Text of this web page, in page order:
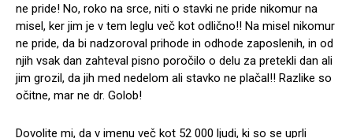
ne pride! No, roko na srce, niti o stavki ne pride nikomur na
misel, ker jim je v tem leglu več kot odlično!! Na misel nikomur
ne pride, da bi nadzoroval prihode in odhode zaposlenih, in od
njih vsak dan zahteval pisno poročilo o delu za pretekli dan ali
jim grozil, da jih med nedelom ali stavko ne plačal!! Razlike so
očitne, mar ne dr. Golob!
Dovolite mi, da v imenu več kot 52 000 ljudi, ki so se uprli